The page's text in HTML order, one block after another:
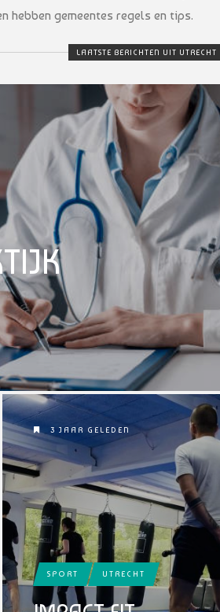
hebben gemeentes regels en tips.
LAATSTE BERICHTEN UIT UTRECHT
3 JAAR GELEDEN
SPORT UTRECHT